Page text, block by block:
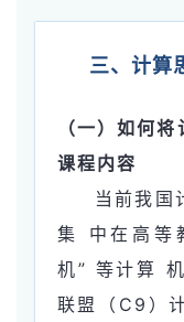
三、计算
（一）如何
课程内容
当前我国
集 中在高等
机” 等计算
联盟（C9）